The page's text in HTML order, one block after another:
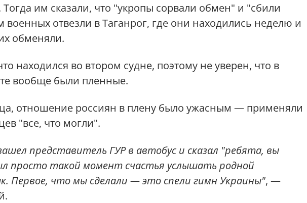
Тогда им сказали, что "укропы сорвали обмен" и "сбили
военных отвезли в Таганрог, где они находились неделю и
обменяли.
находился во втором судне, поэтому не уверен, что в
вообще были пленные.
отношение россиян в плену было ужасным — применяли
"все, что могли".
представитель ГУР в автобус и сказал "ребята, вы
просто такой момент счастья услышать родной
Первое, что мы сделали — это спели гимн Украины", —